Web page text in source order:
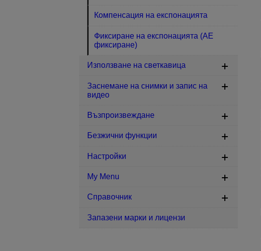
Компенсация на експонацията
Фиксиране на експонацията (AE
фиксиране)
Използване на светкавица
Заснемане на снимки и запис на
видео
Възпроизвеждане
Безжични функции
Настройки
My Menu
Справочник
Запазени марки и лицензи